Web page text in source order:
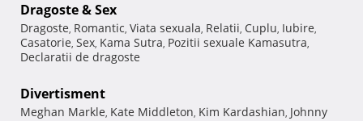
Dragoste & Sex
Dragoste, Romantic, Viata sexuala, Relatii, Cuplu, Iubire,
Casatorie, Sex, Kama Sutra, Pozitii sexuale Kamasutra,
Declaratii de dragoste
Divertisment
Meghan Markle, Kate Middleton, Kim Kardashian, Johnny